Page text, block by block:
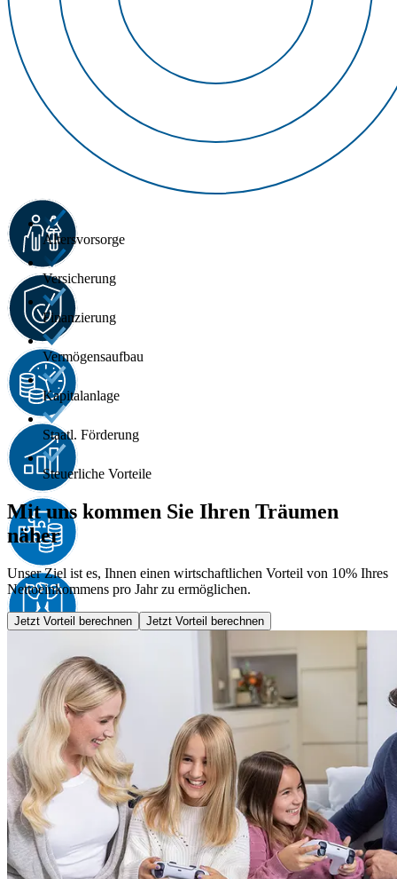
Altersvorsorge
Versicherung
Finanzierung
Vermögensaufbau
Kapitalanlage
Staatl. Förderung
Steuerliche Vorteile
Mit uns kommen Sie Ihren Träumen
näher
Unser Ziel ist es, Ihnen einen wirtschaftlichen Vorteil von 10% Ihres
Nettoeinkommens pro Jahr zu ermöglichen.
Jetzt Vorteil berechnen Jetzt Vorteil berechnen